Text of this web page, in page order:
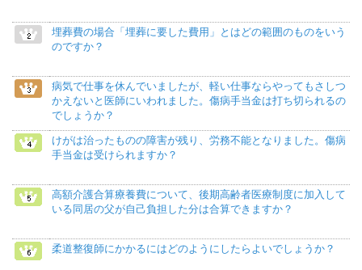
埋葬費の場合「埋葬に要した費用」とはどの範囲のものをいう
のですか？
病気で仕事を休んでいましたが、軽い仕事ならやってもさしつ
かえないと医師にいわれました。傷病手当金は打ち切られるの
でしょうか？
けがは治ったものの障害が残り、労務不能となりました。傷病
手当金は受けられますか？
高額介護合算療養費について、後期高齢者医療制度に加入して
いる同居の父が自己負担した分は合算できますか？
柔道整復師にかかるにはどのようにしたらよいでしょうか？